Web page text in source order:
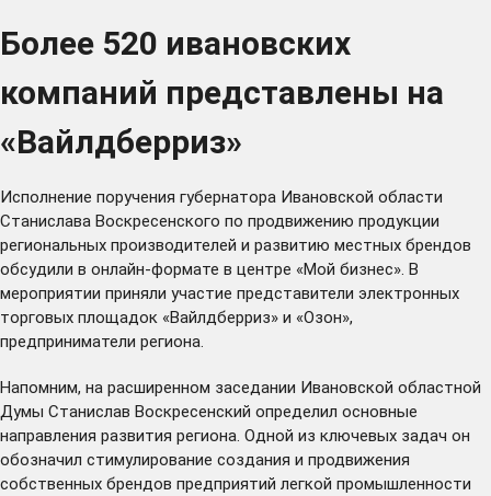
Более 520 ивановских
компаний представлены на
«Вайлдберриз»
Исполнение поручения губернатора Ивановской области
Станислава Воскресенского по продвижению продукции
региональных производителей и развитию местных брендов
обсудили в онлайн-формате в центре «Мой бизнес». В
мероприятии приняли участие представители электронных
торговых площадок «Вайлдберриз» и «Озон»,
предприниматели региона.
Напомним, на расширенном заседании Ивановской областной
Думы Станислав Воскресенский определил основные
направления развития региона. Одной из ключевых задач он
обозначил стимулирование создания и продвижения
собственных брендов предприятий легкой промышленности